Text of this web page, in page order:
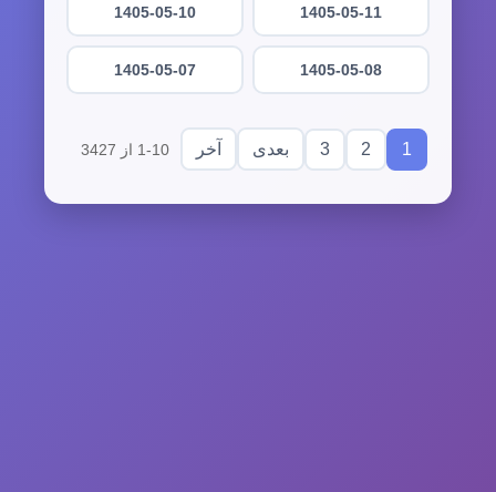
1405-05-11
1405-05-10
1405-05-08
1405-05-07
1
2
3 بعدی آخر 1-10 از 3427